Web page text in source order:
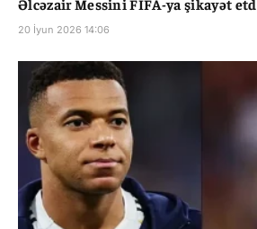
Əlcəzair Messini FİFA-ya şikayət
20 İyun 2026 14:06